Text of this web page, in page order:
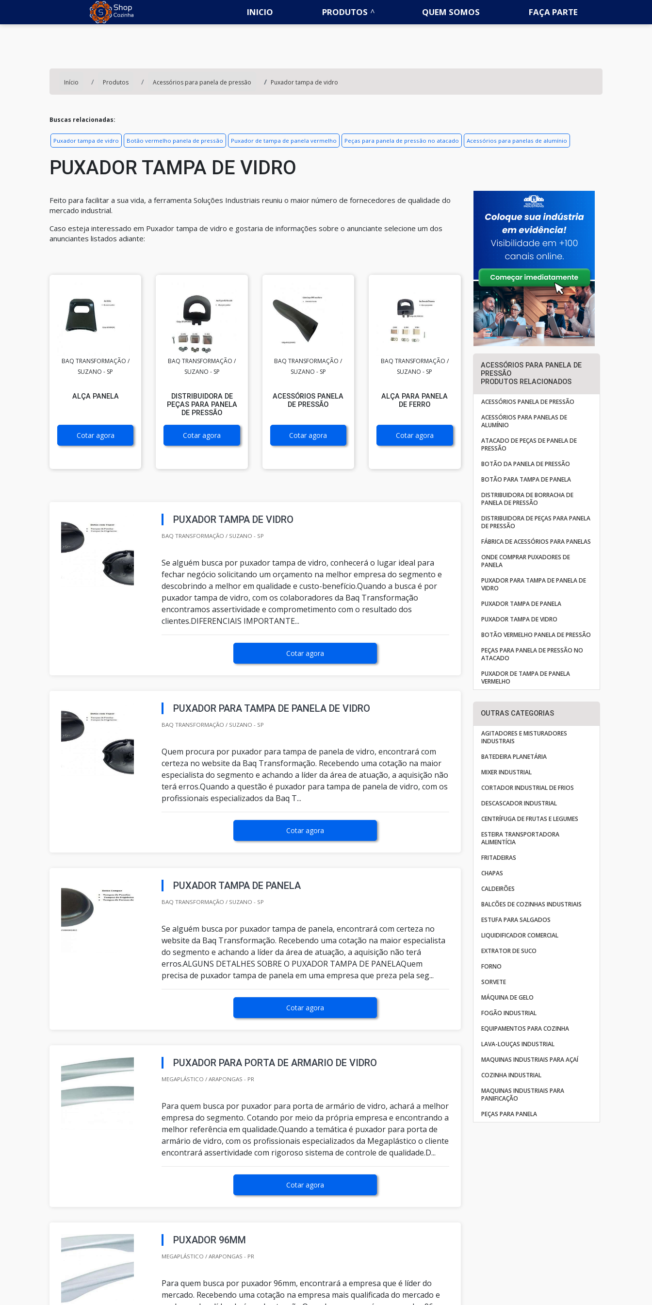
INICIO PRODUTOS QUEM SOMOS FAÇA PARTE
Início Produtos Acessórios para panela de pressão Puxador tampa de vidro
Buscas relacionadas:
Puxador tampa de vidro Botão vermelho panela de pressão Puxador de tampa de panela vermelho Peças para panela de pressão no atacado Acessórios para panelas de alumínio
PUXADOR TAMPA DE VIDRO
Feito para facilitar a sua vida, a ferramenta Soluções Industriais reuniu o maior número de fornecedores de qualidade do
mercado industrial.
Caso esteja interessado em Puxador tampa de vidro e gostaria de informações sobre o anunciante selecione um dos
anunciantes listados adiante:
BAQ TRANSFORMAÇÃO /
SUZANO - SP
ALÇA PANELA
Cotar agora
BAQ TRANSFORMAÇÃO /
SUZANO - SP
DISTRIBUIDORA DE
PEÇAS PARA PANELA
DE PRESSÃO
Cotar agora
BAQ TRANSFORMAÇÃO /
SUZANO - SP
ACESSÓRIOS PANELA
DE PRESSÃO
Cotar agora
BAQ TRANSFORMAÇÃO /
SUZANO - SP
ALÇA PARA PANELA
DE FERRO
Cotar agora
PUXADOR TAMPA DE VIDRO
BAQ TRANSFORMAÇÃO / SUZANO - SP
Se alguém busca por puxador tampa de vidro, conhecerá o lugar ideal para
fechar negócio solicitando um orçamento na melhor empresa do segmento e
descobrindo a melhor em qualidade e custo-benefício.Quando a busca é por
puxador tampa de vidro, com os colaboradores da Baq Transformação
encontramos assertividade e comprometimento com o resultado dos
clientes.DIFERENCIAIS IMPORTANTE...
Cotar agora
PUXADOR PARA TAMPA DE PANELA DE VIDRO
BAQ TRANSFORMAÇÃO / SUZANO - SP
Quem procura por puxador para tampa de panela de vidro, encontrará com
certeza no website da Baq Transformação. Recebendo uma cotação na maior
especialista do segmento e achando a líder da área de atuação, a aquisição não
terá erros.Quando a questão é puxador para tampa de panela de vidro, com os
profissionais especializados da Baq T...
Cotar agora
PUXADOR TAMPA DE PANELA
BAQ TRANSFORMAÇÃO / SUZANO - SP
Se alguém busca por puxador tampa de panela, encontrará com certeza no
website da Baq Transformação. Recebendo uma cotação na maior especialista
do segmento e achando a líder da área de atuação, a aquisição não terá
erros.ALGUNS DETALHES SOBRE O PUXADOR TAMPA DE PANELAQuem
precisa de puxador tampa de panela em uma empresa que preza pela seg...
Cotar agora
PUXADOR PARA PORTA DE ARMARIO DE VIDRO
MEGAPLÁSTICO / ARAPONGAS - PR
Para quem busca por puxador para porta de armário de vidro, achará a melhor
empresa do segmento. Cotando por meio da própria empresa e encontrando a
melhor referência em qualidade.Quando a temática é puxador para porta de
armário de vidro, com os profissionais especializados da Megaplástico o cliente
encontrará assertividade com rigoroso sistema de controle de qualidade.D...
Cotar agora
PUXADOR 96MM
MEGAPLÁSTICO / ARAPONGAS - PR
Para quem busca por puxador 96mm, encontrará a empresa que é líder do
mercado. Recebendo uma cotação na empresa mais qualificada do mercado e
ACESSÓRIOS PARA PANELA DE
PRESSÃO
PRODUTOS RELACIONADOS
ACESSÓRIOS PANELA DE PRESSÃO
ACESSÓRIOS PARA PANELAS DE
ALUMÍNIO
ATACADO DE PEÇAS DE PANELA DE
PRESSÃO
BOTÃO DA PANELA DE PRESSÃO
BOTÃO PARA TAMPA DE PANELA
DISTRIBUIDORA DE BORRACHA DE
PANELA DE PRESSÃO
DISTRIBUIDORA DE PEÇAS PARA PANELA
DE PRESSÃO
FÁBRICA DE ACESSÓRIOS PARA PANELAS
ONDE COMPRAR PUXADORES DE
PANELA
PUXADOR PARA TAMPA DE PANELA DE
VIDRO
PUXADOR TAMPA DE PANELA
PUXADOR TAMPA DE VIDRO
BOTÃO VERMELHO PANELA DE PRESSÃO
PEÇAS PARA PANELA DE PRESSÃO NO
ATACADO
PUXADOR DE TAMPA DE PANELA
VERMELHO
OUTRAS CATEGORIAS
AGITADORES E MISTURADORES
INDUSTRAIS
BATEDEIRA PLANETÁRIA
MIXER INDUSTRIAL
CORTADOR INDUSTRIAL DE FRIOS
DESCASCADOR INDUSTRIAL
CENTRÍFUGA DE FRUTAS E LEGUMES
ESTEIRA TRANSPORTADORA
ALIMENTÍCIA
FRITADEIRAS
CHAPAS
CALDEIRÕES
BALCÕES DE COZINHAS INDUSTRIAIS
ESTUFA PARA SALGADOS
LIQUIDIFICADOR COMERCIAL
EXTRATOR DE SUCO
FORNO
SORVETE
MÁQUINA DE GELO
FOGÃO INDUSTRIAL
EQUIPAMENTOS PARA COZINHA
LAVA-LOUÇAS INDUSTRIAL
MAQUINAS INDUSTRIAIS PARA AÇAÍ
COZINHA INDUSTRIAL
MAQUINAS INDUSTRIAIS PARA
PANIFICAÇÃO
PEÇAS PARA PANELA